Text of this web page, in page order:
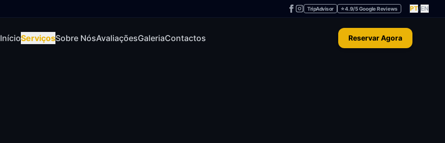
TripAdvisor ⭐ 4.9/5 Google Reviews PT/EN
InícioServiçosSobre NósAvaliaçõesGaleriaContactos Reservar Agora